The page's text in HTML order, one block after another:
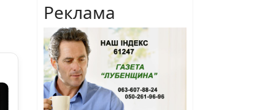
Реклама